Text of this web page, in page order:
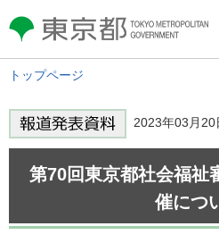
東京都 TOKYO METROPOLITAN
GOVERNMENT
トップページ
2023年03月
第70回東京都社会福祉
催につ